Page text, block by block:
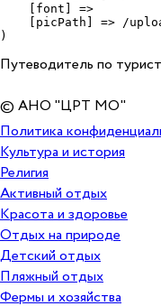
    [font] =>
[picPath] => /
Путеводитель по
© АНО "ЦРТ МО"
Политика
Культура и история
Религия
Активный отдых
Красота и здоровье
Отдых на природе
Детский отдых
Пляжный отдых
Фермы и хозяйства